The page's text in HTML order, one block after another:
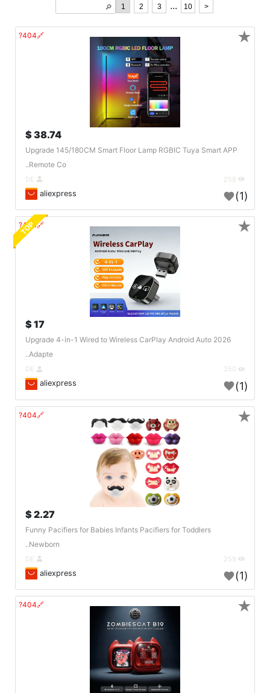
1 2 3 ... 10 >
🔎︎
🔗404?
38.74 $
Upgrade 145/180CM Smart Floor Lamp RGBIC Tuya Smart APP
Remote Co..
aliexpress (1)
★
🔗404?
TOP
17 $
2026 Upgrade 4-in-1 Wired to Wireless CarPlay Android Auto
Adapte..
aliexpress (1)
★
🔗404?
2.27 $
Funny Pacifiers for Babies Infants Pacifiers for Toddlers
Newborn..
aliexpress (1)
★
🔗404? ★